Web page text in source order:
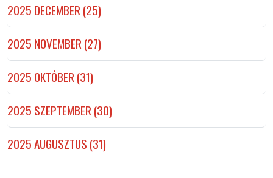
2025 DECEMBER (25)
2025 NOVEMBER (27)
2025 OKTÓBER (31)
2025 SZEPTEMBER (30)
2025 AUGUSZTUS (31)